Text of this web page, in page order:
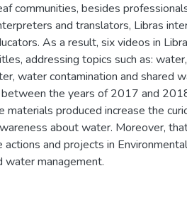
communities, besides
and translators, Libras
As a result, six videos in
addressing topics such as:
water contamination and shared
the years of 2017 and
materials produced increase the
about water. Moreover,
and projects in
water management.